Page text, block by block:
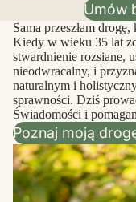
Umów
Sama przeszłam
Kiedy w wieku 35 lat
stwardnienie rozsiane,
nieodwracalny, i
naturalnym i
sprawności. Dziś
Świadomości i
Poznaj moją